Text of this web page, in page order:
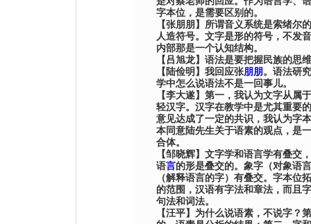
字本位，是需要区别的。
【张朋朋 】 所谓音义系统是索绪尔
人造符号。文字是形的符号，不发
内部那是一个认知结构。
【 吕旭龙】 语法是要把握民族的思
【 陆俭明 】 我回应张朋朋 。语法研
学中怎么说语法不是一回事儿。
【李大遂】 第一，我认为文字从属
轻汉字。汉字在教学中是尤其重要
意见达成了一定的共识，我认为字
本同意陆先生关于语素的观点，是
合体。
【邹晓辉】 文字学和语言学有叠交
语言的形是叠交的。象字（对象语
（解释语言的字）有叠交。字本位
的范围，汉语有字法和章法，而且
句法和词法。
【汪平】 为什么说语素，不说字？